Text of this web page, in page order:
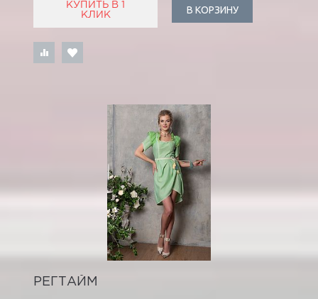
КУПИТЬ В 1
КЛИК
В КОРЗИНУ
РЕГТАЙМ